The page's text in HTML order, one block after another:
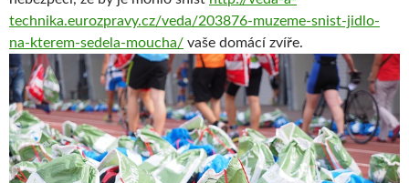
technika.eurozpravy.cz/veda/203876-muzeme-snist-jidlo-
na-kterem-sedela-moucha/ vaše domácí zvíře.